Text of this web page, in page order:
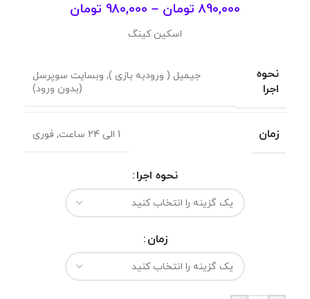
890,000 تومان –
980,000 تومان
اسکین کینگ
نحوه
اجرا
جیمیل ( ورودبه بازی ), وبسایت سوپرسل
(بدون ورود)
زمان 1 الی 24 ساعت , فوری
نحوه اجرا
زمان